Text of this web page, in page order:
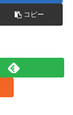
コピー